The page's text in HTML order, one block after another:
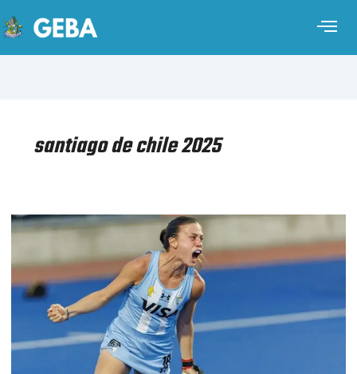
santiago de chile 2025
HOCKEY
SOBRE
FEMENINO
–
MUNDIAL
JUNIOR
–
CHILE